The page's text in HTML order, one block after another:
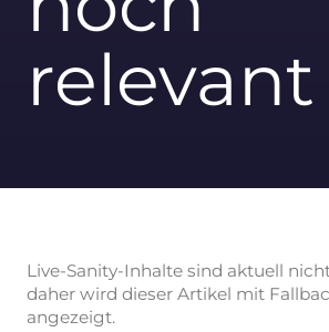
relevant
Live-Sanity-Inhalte sind aktuell
daher wird dieser Artikel mit
angezeigt.